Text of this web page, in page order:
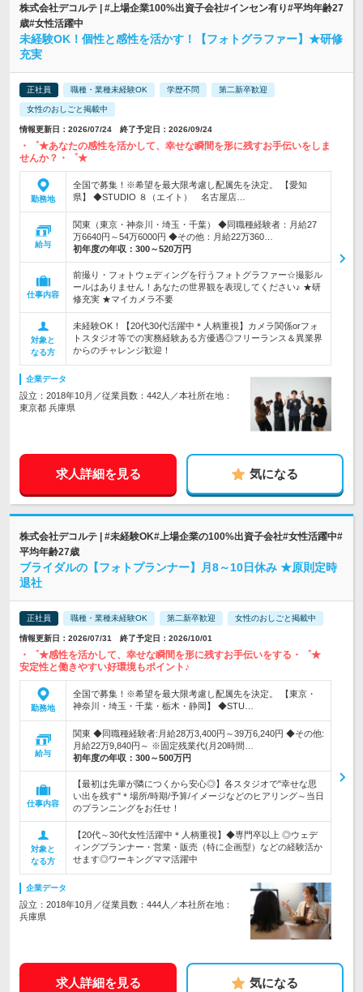
株式会社デコルテ | #上場企業100%出資子会社#インセン有り#平均年齢27
歳#女性活躍中
未経験OK！個性と感性を活かす！【フォトグラファー】★研修
充実
正社員 職種・業種未経験OK 学歴不問 第二新卒歓迎
女性のおしごと掲載中
情報更新日：2026/07/24 終了予定日：2026/09/24
・゜★あなたの感性を活かして、幸せな瞬間を形に残すお手伝いをしま
せんか？・゜★
勤務地
全国で募集！※希望を最大限考慮し配属先を決定。 【愛知
県】 ◆STUDIO ８（エイト） 名古屋店…
給与
関東（東京・神奈川・埼玉・千葉） ◆同職種経験者：月給27
万6640円～54万6000円 ◆その他：月給22万360…
初年度の年収： 300～520万円
仕事内容
前撮り・フォトウェディングを行うフォトグラファー☆撮影ル
ールはありません！あなたの世界観を表現してください♪ ★研
修充実 ★マイカメラ不要
対象と
なる方
未経験OK！【20代30代活躍中＊人柄重視】カメラ関係orフォ
トスタジオ等での実務経験ある方優遇◎フリーランス＆異業界
からのチャレンジ歓迎！
企業データ
設立：2018年10月／従業員数：442人／本社所在地：
東京都 兵庫県
求人詳細を見る 気になる
株式会社デコルテ | #未経験OK#上場企業の100%出資子会社#女性活躍中#
平均年齢27歳
ブライダルの【フォトプランナー】月8～10日休み ★原則定時
退社
正社員 職種・業種未経験OK 第二新卒歓迎 女性のおしごと掲載中
情報更新日：2026/07/31 終了予定日：2026/10/01
・゜★感性を活かして、幸せな瞬間を形に残すお手伝いをする・゜★
安定性と働きやすい好環境もポイント♪
勤務地
全国で募集！※希望を最大限考慮し配属先を決定。 【東京・
神奈川・埼玉・千葉・栃木・静岡】 ◆STU…
給与
関東 ◆同職種経験者:月給28万3,400円～39万6,240円 ◆その他:
月給22万9,840円～ ※固定残業代(月20時間…
初年度の年収： 300～500万円
仕事内容
【最初は先輩が隣につくから安心◎】各スタジオで"幸せな思
い出を残す"＊場所/時期/予算/イメージなどのヒアリング～当日
のプランニングをお任せ！
対象と
なる方
【20代～30代女性活躍中＊人柄重視】◆専門卒以上 ◎ウェデ
ィングプランナー・営業・販売（特に企画型）などの経験活か
せます◎ワーキングママ活躍中
企業データ
設立：2018年10月／従業員数：444人／本社所在地：
兵庫県
求人詳細を見る 気になる